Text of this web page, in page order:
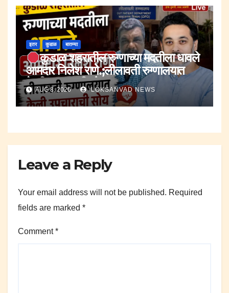
इतर कुडाळ बातम्या
कुडाळ शहरातील रुग्णाच्या मदतीला धावले
आमदार निलेश राणे.;लीलावती रुग्णालयात
केली उपचाराची सोय.
AUG 8, 2026 LOKSANVAD NEWS
Leave a Reply
Your email address will not be published. Required
fields are marked *
Comment*